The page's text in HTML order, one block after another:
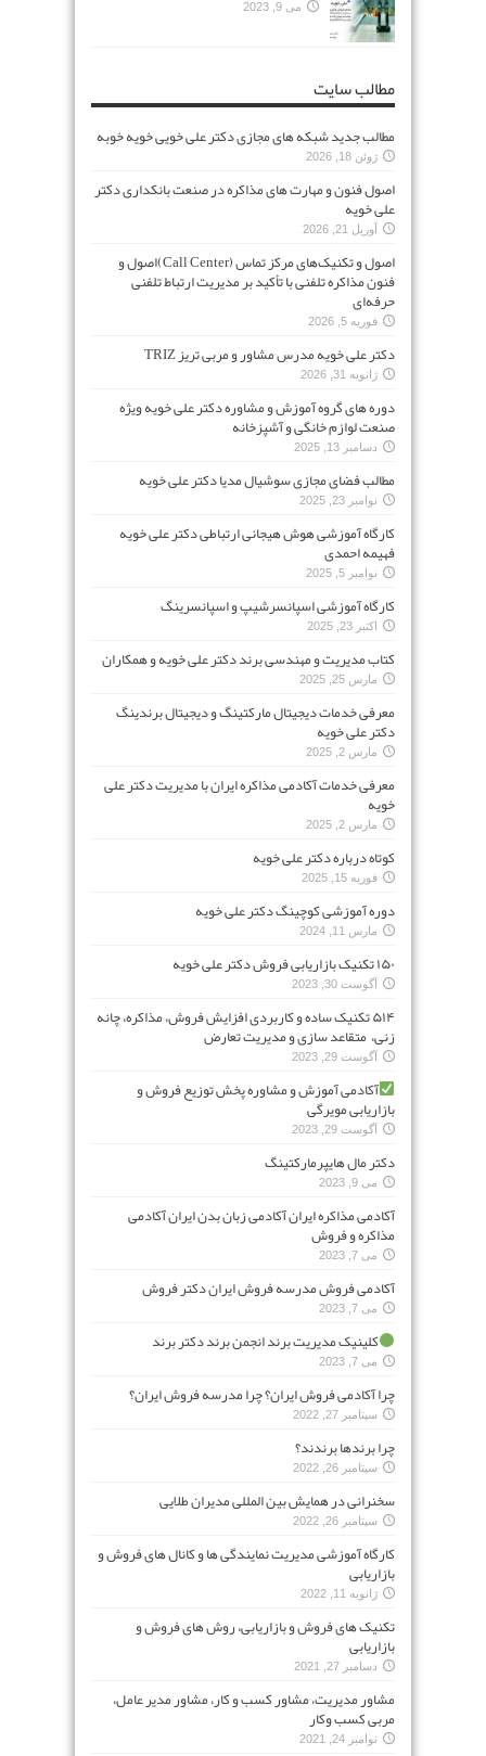
می 9, 2023
مطالب سایت
مطالب جدید شبکه های مجازی دکتر علی خویی خویه خوبه
ژوئن 18, 2026
اصول فنون و مهارت های مذاکره در صنعت بانکداری دکتر
علی خویه
آوریل 21, 2026
اصول و تکنیک‌های مرکز تماس (Call Center)اصول و
فنون مذاکره تلفنی با تأکید بر مدیریت ارتباط تلفنی
حرفه‌ای
فوریه 5, 2026
دکتر علی خویه مدرس مشاور و مربی تریز TRIZ
ژانویه 31, 2026
دوره های گروه آموزش و مشاوره دکتر علی خویه ویژه
صنعت لوازم خانگی و آشپزخانه
دسامبر 13, 2025
مطالب فضای مجازی سوشیال مدیا دکتر علی خویه
نوامبر 23, 2025
کارگاه آموزشی هوش هیجانی ارتباطی دکتر علی خویه
فهیمه احمدی
نوامبر 5, 2025
کارگاه آموزشی اسپانسرشیپ و اسپانسرینگ
اکتبر 23, 2025
کتاب مدیریت و مهندسی برند دکتر علی خویه و همکاران
مارس 25, 2025
معرفی خدمات دیجیتال مارکتینگ و دیجیتال برندینگ
دکتر علی خویه
مارس 2, 2025
معرفی خدمات آکادمی مذاکره ایران با مدیریت دکتر علی
خویه
مارس 2, 2025
کوتاه درباره دکتر علی خویه
فوریه 15, 2025
دوره آموزشی کوچینگ دکتر علی خویه
مارس 11, 2024
۱۵۰ تکنیک بازاریابی فروش دکتر علی خویه
آگوست 30, 2023
۵۱۴ تکنیک ساده و کاربردی افزایش فروش، مذاکره، چانه
زنی، متقاعد سازی و مدیریت تعارض
آگوست 29, 2023
آکادمی آموزش و مشاوره پخش توزیع فروش و
بازاریابی مویرگی
آگوست 29, 2023
دکتر مال هایپرمارکتینگ
می 9, 2023
آکادمی مذاکره ایران آکادمی زبان بدن ایران آکادمی
مذاکره و فروش
می 7, 2023
آکادمی فروش مدرسه فروش ایران دکتر فروش
می 7, 2023
کلینیک مدیریت برند انجمن برند دکتر برند
می 7, 2023
چرا آکادمی فروش ایران؟ چرا مدرسه فروش ایران؟
سپتامبر 27, 2022
چرا برندها برندند؟
سپتامبر 26, 2022
سخنرانی در همایش بین المللی مدیران طلایی
سپتامبر 26, 2022
کارگاه آموزشی مدیریت نمایندگی ها و کانال های فروش و
بازاریابی
ژانویه 11, 2022
تکنیک های فروش و بازاریابی، روش های فروش و
بازاریابی
دسامبر 27, 2021
مشاور مدیریت، مشاور کسب و کار، مشاور مدیر عامل،
مربی کسب وکار
نوامبر 24, 2021